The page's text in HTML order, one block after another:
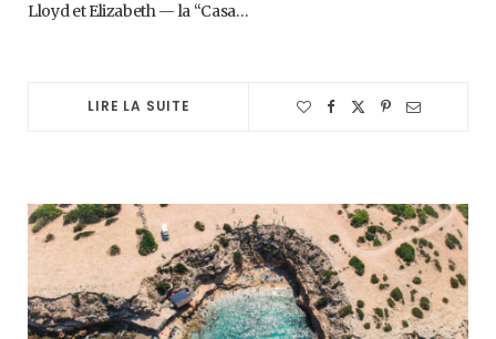
Lloyd et Elizabeth — la “Casa…
LIRE LA SUITE